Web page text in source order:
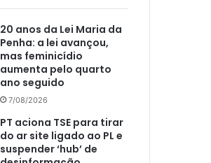
20 anos da Lei Maria da
Penha: a lei avançou,
mas feminicídio
aumenta pelo quarto
ano seguido
7/08/2026
PT aciona TSE para tirar
do ar site ligado ao PL e
suspender ‘hub’ de